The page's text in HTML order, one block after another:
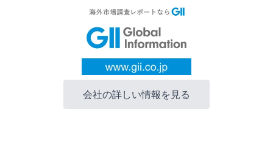
会社の詳しい情報を見る